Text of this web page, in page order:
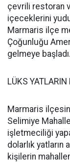
çevrili restoran
içeceklerini
Marmaris ilçe
Çoğunluğu
gelmeye başladı.
LÜKS
Marmaris
Selimiye
işletmeciliği
dolarlık yatların
kişilerin